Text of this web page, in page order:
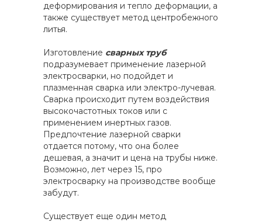
деформирования и тепло деформации, а
также существует метод центробежного
литья.
Изготовление сварных труб
подразумевает применение лазерной
электросварки, но подойдет и
плазменная сварка или электро-лучевая.
Сварка происходит путем воздействия
высокочастотных токов или с
применением инертных газов.
Предпочтение лазерной сварки
отдается потому, что она более
дешевая, а значит и цена на трубы ниже.
Возможно, лет через 15, про
электросварку на производстве вообще
забудут.
Существует еще один метод